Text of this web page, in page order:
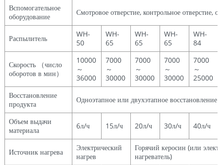
Вспомогательное
оборудование
Смотровое отверстие, контрольное отверстие,
Распылитель
WH-
50
WH-
65
WH-
65
WH-
65
WH-
84
Скорость （число
оборотов в мин）
10000
～
36000
7000
～
30000
7000
～
30000
7000
～
30000
7000
～
25000
Восстановление
продукта
Одноэтапное или двухэтапное восстановление
Объем выдачи
материала
6л/ч 15л/ч 20л/ч 30л/ч 40л/ч
Источник нагрева
Электрический
нагрев
Горячий керосин (или
нагреватель)